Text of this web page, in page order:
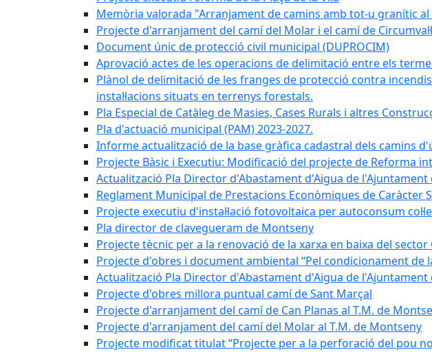
Memòria valorada "Arranjament de camins amb tot-u granític al
Projecte d'arranjament del camí del Molar i el camí de
Document únic de protecció civil municipal (DUPROCIM)
Aprovació actes de les operacions de delimitació entre els
Plànol de delimitació de les franges de protecció contra
instal·lacions situats en terrenys forestals.
Pla Especial de Catàleg de Masies, Cases Rurals i altres
Pla d'actuació municipal (PAM) 2023-2027.
Informe actualització de la base gràfica cadastral dels camins
Projecte Bàsic i Executiu: Modificació del projecte de Reforma
Actualització Pla Director d'Abastament d'Aigua de l'Ajuntament
Reglament Municipal de Prestacions Econòmiques de Caràcter
Projecte executiu d'instal·lació fotovoltaica per autoconsum
Pla director de clavegueram de Montseny
Projecte tècnic per a la renovació de la xarxa en baixa del
Projecte d'obres i document ambiental “Pel condicionament de
Actualització Pla Director d'Abastament d'Aigua de
Projecte d'obres millora puntual camí de Sant Marçal
Projecte d'arranjament del camí de Can Planas al T.M. de
Projecte d'arranjament del camí del Molar al T.M. de Montseny
Projecte modificat titulat “Projecte per a la perforació del pou